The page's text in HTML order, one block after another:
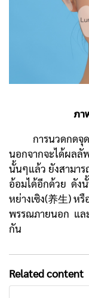
ภา
การนวดกดจุด ก
นอกจากจะได้ผลลั
นั้นๆแล้ว ยังสามาร
อ้อมได้อีกด้วย ดัง
หย่างเซิง(养生) ห
พรรณภายนอก แล
กัน
Related content